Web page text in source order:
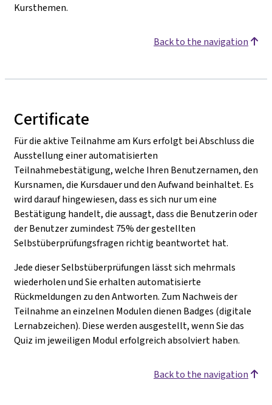
Kursthemen.
Back to the navigation
Certificate
Für die aktive Teilnahme am Kurs erfolgt bei Abschluss die
Ausstellung einer automatisierten
Teilnahmebestätigung, welche Ihren Benutzernamen, den
Kursnamen, die Kursdauer und den Aufwand beinhaltet. Es
wird darauf hingewiesen, dass es sich nur um eine
Bestätigung handelt, die aussagt, dass die Benutzerin oder
der Benutzer zumindest 75% der gestellten
Selbstüberprüfungsfragen richtig beantwortet hat.
Jede dieser Selbstüberprüfungen lässt sich mehrmals
wiederholen und Sie erhalten automatisierte
Rückmeldungen zu den Antworten. Zum Nachweis der
Teilnahme an einzelnen Modulen dienen Badges (digitale
Lernabzeichen). Diese werden ausgestellt, wenn Sie das
Quiz im jeweiligen Modul erfolgreich absolviert haben.
Back to the navigation